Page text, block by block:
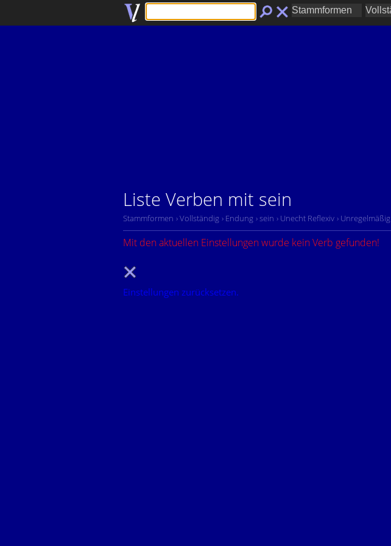
Liste Verben mit sein
Stammformen › Vollständig › Endung › sein › Unecht Reflexiv › Unregelmäßig
Mit den aktuellen Einstellungen wurde kein Verb gefunden!
Einstellungen zurücksetzen.